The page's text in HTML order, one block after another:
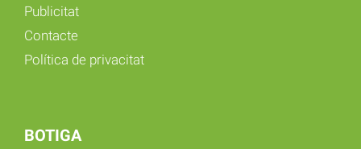
Publicitat
Contacte
Política de privacitat
BOTIGA